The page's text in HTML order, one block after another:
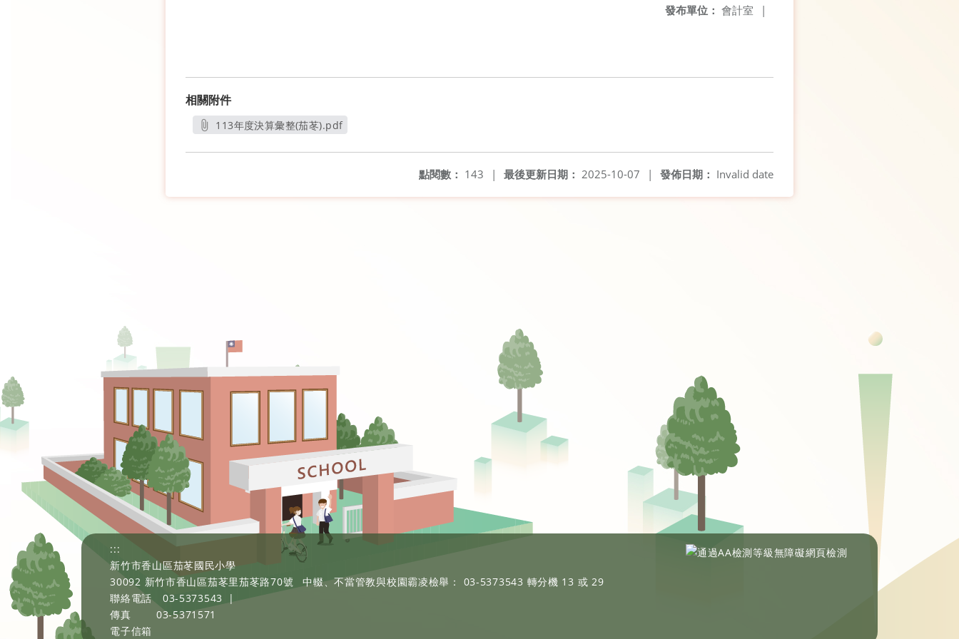
發布單位： 會計室 |
相關附件
113年度決算彙整(茄苳).pdf
發佈日期： Invalid date
最後更新日期： 2025-10-07 |
點閱數： 143 |
:::
新竹市香山區茄苳國民小學
30092 新竹市香山區茄苳里茄苳路70號
中輟、不當管教與校園霸凌檢舉： 03-5373543 轉分機 13 或 29
聯絡電話
03-5373543
|
傳真
03-5371571
電子信箱